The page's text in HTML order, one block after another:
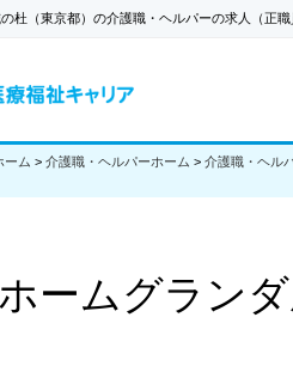
杜（東京都）の介護職・ヘルパーの求人（正職
ーム > 介護職・ヘルパーホーム > 介護職・ヘル
ームグラン